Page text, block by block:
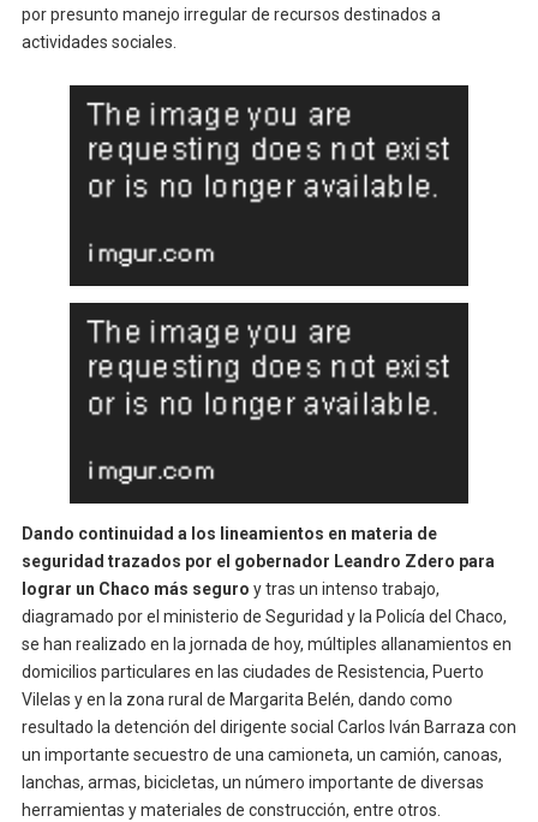
por presunto manejo irregular de recursos destinados a
actividades sociales.
Dando continuidad a los lineamientos en materia de
seguridad trazados por el gobernador Leandro Zdero para
lograr un Chaco más seguro y tras un intenso trabajo,
diagramado por el ministerio de Seguridad y la Policía del Chaco,
se han realizado en la jornada de hoy, múltiples allanamientos en
domicilios particulares en las ciudades de Resistencia, Puerto
Vilelas y en la zona rural de Margarita Belén, dando como
resultado la detención del dirigente social Carlos Iván Barraza con
un importante secuestro de una camioneta, un camión, canoas,
lanchas, armas, bicicletas, un número importante de diversas
herramientas y materiales de construcción, entre otros.